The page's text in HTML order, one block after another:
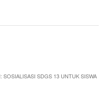
SDGS 13 UNTUK SISWA